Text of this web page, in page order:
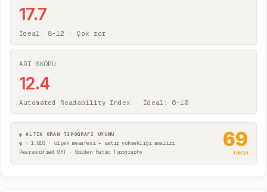
17.7
İdeal: 8–12 · Çok zor
ARI SKORU
12.4
Automated Readability Index · İdeal: 6–10
φ ALTIN ORAN TİPOGRAFİ UYUMU
φ = 1.618 · ölçek mesafesi + satır yüksekliği analizi
Pearsonified GRT · Golden Ratio Typography
69
Yakın